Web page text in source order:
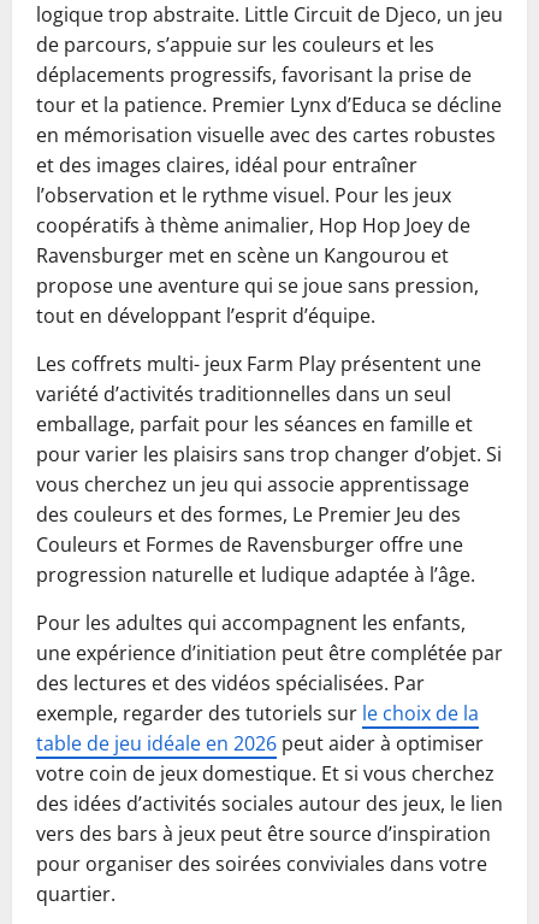
logique trop abstraite. Little Circuit de Djeco, un jeu
de parcours, s’appuie sur les couleurs et les
déplacements progressifs, favorisant la prise de
tour et la patience. Premier Lynx d’Educa se décline
en mémorisation visuelle avec des cartes robustes
et des images claires, idéal pour entraîner
l’observation et le rythme visuel. Pour les jeux
coopératifs à thème animalier, Hop Hop Joey de
Ravensburger met en scène un Kangourou et
propose une aventure qui se joue sans pression,
tout en développant l’esprit d’équipe.
Les coffrets multi- jeux Farm Play présentent une
variété d’activités traditionnelles dans un seul
emballage, parfait pour les séances en famille et
pour varier les plaisirs sans trop changer d’objet. Si
vous cherchez un jeu qui associe apprentissage
des couleurs et des formes, Le Premier Jeu des
Couleurs et Formes de Ravensburger offre une
progression naturelle et ludique adaptée à l’âge.
Pour les adultes qui accompagnent les enfants,
une expérience d’initiation peut être complétée par
des lectures et des vidéos spécialisées. Par
exemple, regarder des tutoriels sur le choix de la
table de jeu idéale en 2026 peut aider à optimiser
votre coin de jeux domestique. Et si vous cherchez
des idées d’activités sociales autour des jeux, le lien
vers des bars à jeux peut être source d’inspiration
pour organiser des soirées conviviales dans votre
quartier.